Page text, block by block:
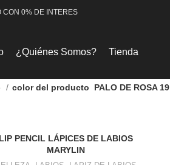
CON 0% DE INTERES
¿Quiénes Somos? Tienda
color del producto PALO DE ROSA 19
LIP PENCIL LÁPICES DE LABIOS
MARYLIN